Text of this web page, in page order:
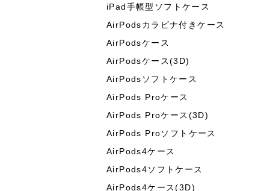
iPad手帳型ソフトケース
AirPodsカラビナ付きケース
AirPodsケース
AirPodsケース(3D)
AirPodsソフトケース
AirPods Proケース
AirPods Proケース(3D)
AirPods Proソフトケース
AirPods4ケース
AirPods4ソフトケース
AirPods4ケース(3D)